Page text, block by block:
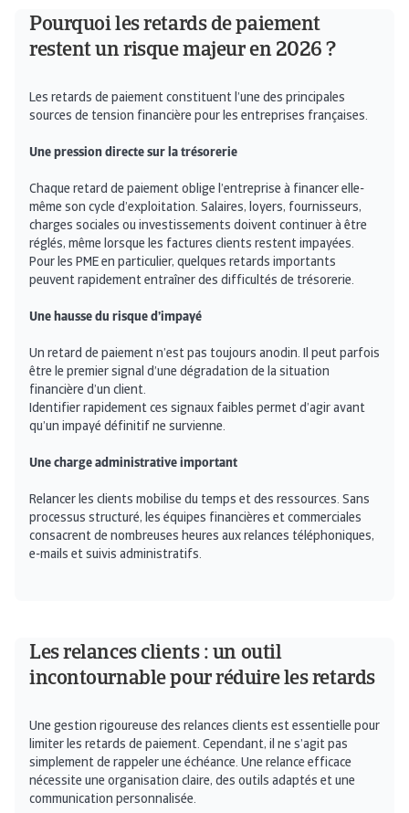
Pourquoi les retards de paiement
restent un risque majeur en 2026 ?
Les retards de paiement constituent l’une des principales
sources de tension financière pour les entreprises françaises.
Une pression directe sur la trésorerie
Chaque retard de paiement oblige l’entreprise à financer elle-
même son cycle d’exploitation. Salaires, loyers, fournisseurs,
charges sociales ou investissements doivent continuer à être
réglés, même lorsque les factures clients restent impayées.
Pour les PME en particulier, quelques retards importants
peuvent rapidement entraîner des difficultés de trésorerie.
Une hausse du risque d’impayé
Un retard de paiement n’est pas toujours anodin. Il peut parfois
être le premier signal d’une dégradation de la situation
financière d’un client.
Identifier rapidement ces signaux faibles permet d’agir avant
qu’un impayé définitif ne survienne.
Une charge administrative important
Relancer les clients mobilise du temps et des ressources. Sans
processus structuré, les équipes financières et commerciales
consacrent de nombreuses heures aux relances téléphoniques,
e-mails et suivis administratifs.
Les relances clients : un outil
incontournable pour réduire les retards
Une gestion rigoureuse des relances clients est essentielle pour
limiter les retards de paiement. Cependant, il ne s’agit pas
simplement de rappeler une échéance. Une relance efficace
nécessite une organisation claire, des outils adaptés et une
communication personnalisée.